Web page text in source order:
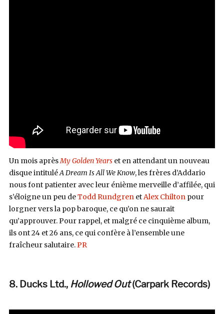
Un mois après My Golden Yearset en attendant un nouveau
disque intituléA Dream Is All We Know, les frères d’Addario
nous font patienter avec leur énième merveille d’affilée, qui
s’éloigne un peu deTodd Rundgren et Alex Chilton pour
lorgner vers la pop baroque, ce qu’on ne saurait
qu’approuver. Pour rappel, et malgré ce cinquième album,
ils ont 24 et 26 ans, ce qui confère à l’ensemble une
fraîcheur salutaire. PR
8. Ducks Ltd.,Hollowed Out(Carpark Records)